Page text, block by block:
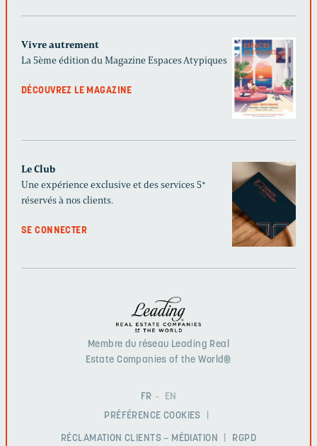
Vivre autrement
La 5ème édition du Magazine Espaces Atypiques
DÉCOUVREZ LE MAGAZINE
Le Club
Une expérience exclusive et des services 5*
réservés à nos clients.
SE CONNECTER
Membre du réseau Leading Real
Estate Companies of the World®
FR
EN
PRÉFÉRENCE COOKIES
RÉCLAMATION CLIENTS – MÉDIATION RGPD